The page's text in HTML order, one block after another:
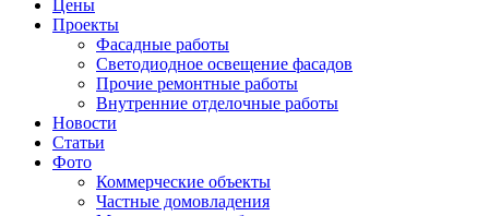
Цены
Проекты
Фасадные работы
Светодиодное освещение фасадов
Прочие ремонтные работы
Внутренние отделочные работы
Новости
Статьи
Фото
Коммерческие объекты
Частные домовладения